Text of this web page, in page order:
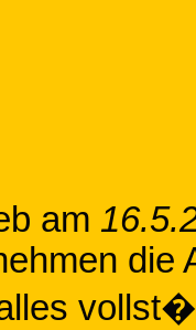
am
die